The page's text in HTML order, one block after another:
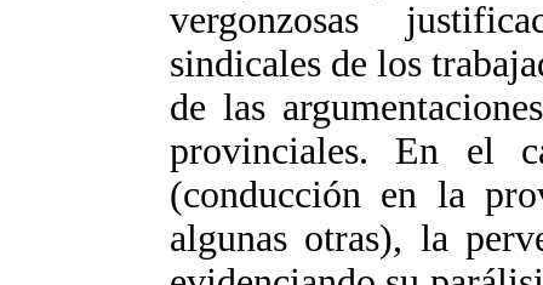
vergonzosas
sindicales de los
de las
provinciales. En el
(conducción en la
algunas otras), la